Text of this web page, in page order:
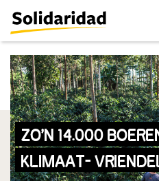
ZO’N 14.000
KLIMAAT-